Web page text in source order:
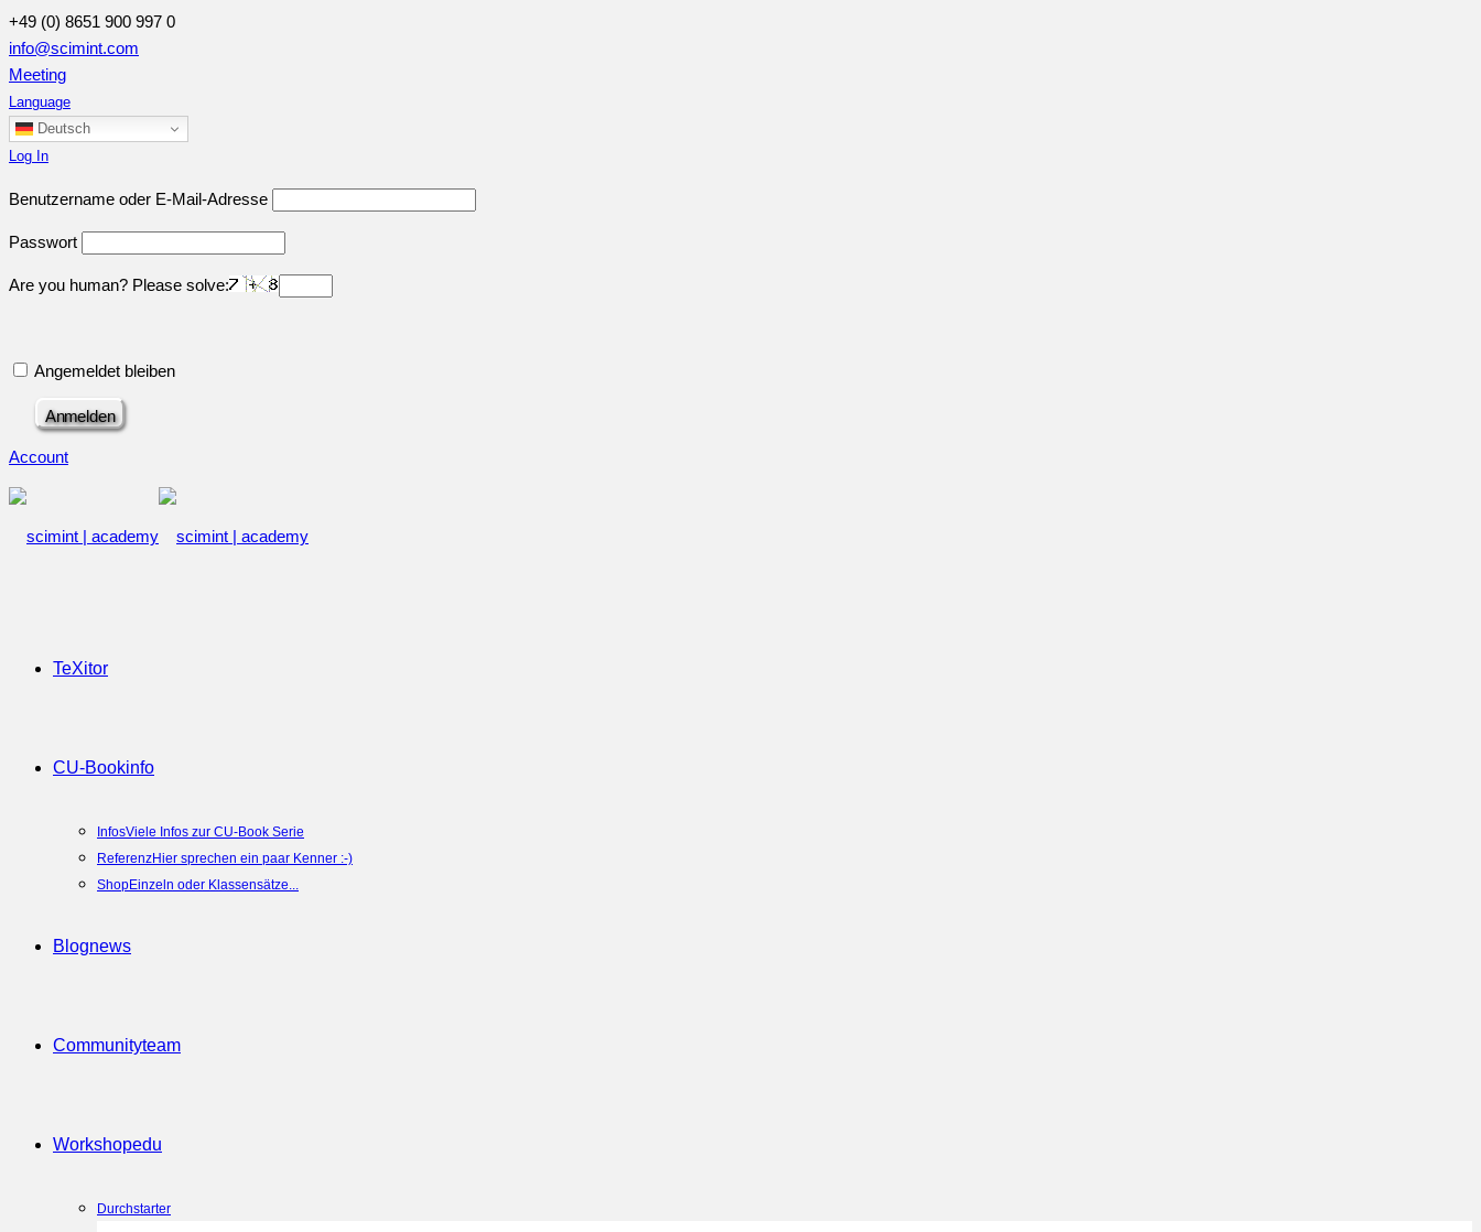
+49 (0) 8651 900 997 0
info@scimint.com
Meeting
Language
Deutsch
Log In
Benutzername oder E-Mail-Adresse
Passwort
Are you human? Please solve:
Angemeldet bleiben
Account
TeXitor
CU-Bookinfo
InfosViele Infos zur CU-Book Serie
ReferenzHier sprechen ein paar Kenner :-)
ShopEinzeln oder Klassensätze...
Blognews
Communityteam
Workshopedu
Durchstarter